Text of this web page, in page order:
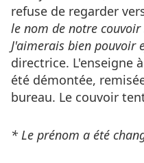
refuse de regarder
le nom de notre
J'aimerais bien pouvoir
directrice. L'enseigne
été démontée,
bureau. Le couvoir
* Le prénom a été